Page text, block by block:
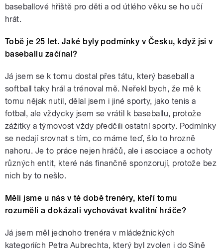
baseballové hřiště pro děti a od útlého věku se ho učí
hrát.
Tobě je 25 let. Jaké byly podmínky v Česku, když jsi v
baseballu začínal?
Já jsem se k tomu dostal přes tátu, který baseball a
softball taky hrál a trénoval mě. Neřekl bych, že mě k
tomu nějak nutil, dělal jsem i jiné sporty, jako tenis a
fotbal, ale vždycky jsem se vrátil k baseballu, protože
zážitky a týmovost vždy předčili ostatní sporty. Podmínky
se nedají srovnat s tím, co máme teď, šlo to hrozně
nahoru. Je to práce nejen hráčů, ale i asociace a ochoty
různých entit, které nás finančně sponzorují, protože bez
nich by to nešlo.
Měli jsme u nás v té době trenéry, kteří tomu
rozuměli a dokázali vychovávat kvalitní hráče?
Já jsem měl jednoho trenéra v mládežnických
kategoriích Petra Aubrechta, který byl zvolen i do Síně